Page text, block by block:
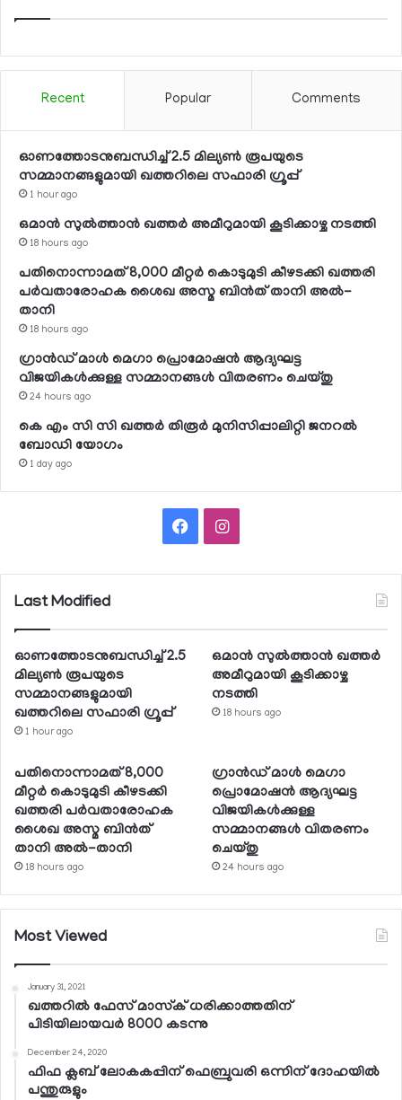
Recent Popular Comments
ഓണത്തോടനുബന്ധിച്ച് 2.5 മില്യണ്‍ രൂപയുടെ
സമ്മാനങ്ങളുമായി ഖത്തറിലെ സഫാരി ഗ്രൂപ്പ്
1 hour ago
ഒമാന്‍ സുല്‍ത്താന്‍ ഖത്തര്‍ അമീറുമായി കൂടിക്കാഴ്ച നടത്തി
18 hours ago
പതിനൊന്നാമത് 8,000 മീറ്റര്‍ കൊടുമുടി കീഴടക്കി ഖത്തരി
പര്‍വതാരോഹക ശൈഖ അസ്മ ബിന്‍ത് താനി അല്‍-
താനി
18 hours ago
ഗ്രാന്‍ഡ് മാള്‍ മെഗാ പ്രൊമോഷന്‍ ആദ്യഘട്ട
വിജയികള്‍ക്കുള്ള സമ്മാനങ്ങള്‍ വിതരണം ചെയ്തു
24 hours ago
കെ എം സി സി ഖത്തര്‍ തിരൂര്‍ മുനിസിപ്പാലിറ്റി ജനറല്‍
ബോഡി യോഗം
1 day ago
FacebookInstagram
Last Modified
ഓണത്തോടനുബന്ധിച്ച് 2.5
മില്യണ്‍ രൂപയുടെ
സമ്മാനങ്ങളുമായി
ഖത്തറിലെ സഫാരി ഗ്രൂപ്പ്
1 hour ago
ഒമാന്‍ സുല്‍ത്താന്‍ ഖത്തര്‍
അമീറുമായി കൂടിക്കാഴ്ച
നടത്തി
18 hours ago
പതിനൊന്നാമത് 8,000
മീറ്റര്‍ കൊടുമുടി കീഴടക്കി
ഖത്തരി പര്‍വതാരോഹക
ശൈഖ അസ്മ ബിന്‍ത്
താനി അല്‍-താനി
18 hours ago
ഗ്രാന്‍ഡ് മാള്‍ മെഗാ
പ്രൊമോഷന്‍ ആദ്യഘട്ട
വിജയികള്‍ക്കുള്ള
സമ്മാനങ്ങള്‍ വിതരണം
ചെയ്തു
24 hours ago
Most Viewed
January 31, 2021
ഖത്തറില്‍ ഫേസ് മാസ്‌ക് ധരിക്കാത്തതിന്
പിടിയിലായവര്‍ 8000 കടന്നു
December 24, 2020
ഫിഫ ക്ലബ് ലോകകപ്പിന് ഫെബ്രുവരി ഒന്നിന് ദോഹയില്‍
പന്തുരുളും